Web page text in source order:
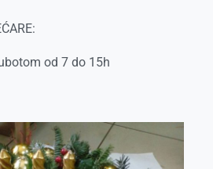
od 7 do 15h